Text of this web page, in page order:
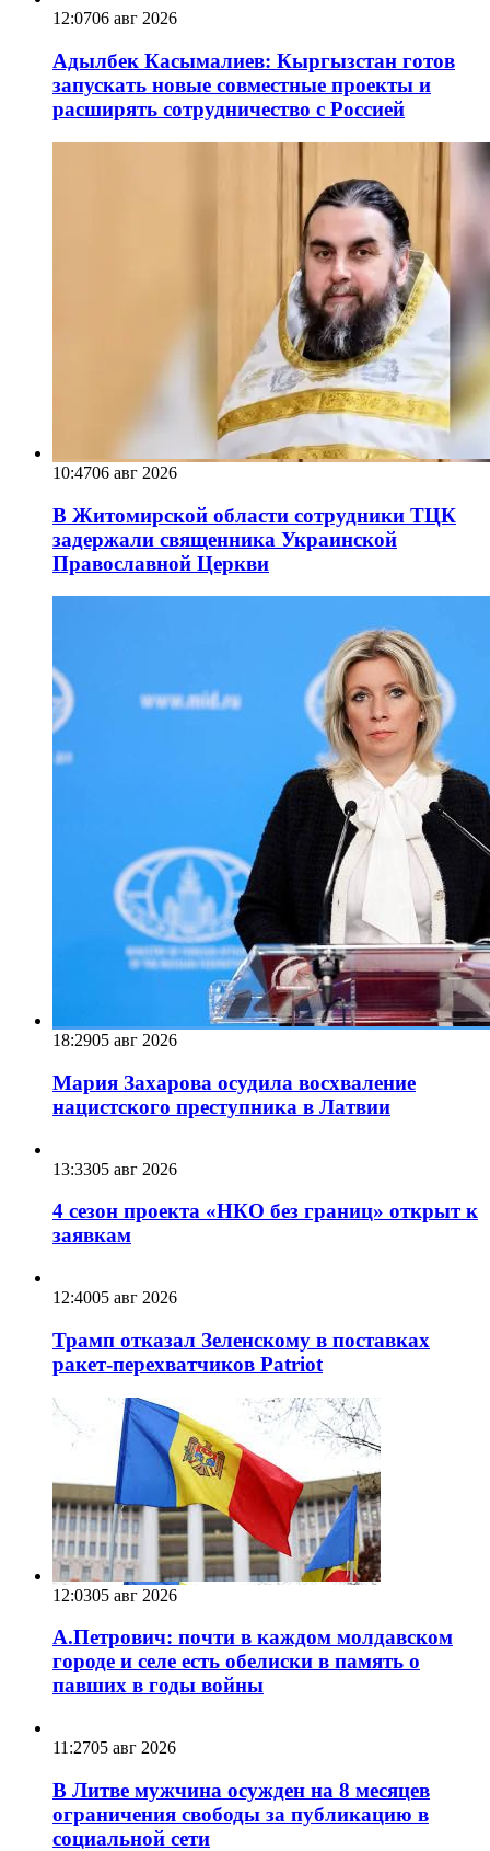
12:0706 авг 2026
Адылбек Касымалиев: Кыргызстан готов
запускать новые совместные проекты и
расширять сотрудничество с Россией
10:4706 авг 2026
В Житомирской области сотрудники ТЦК
задержали священника Украинской
Православной Церкви
18:2905 авг 2026
Мария Захарова осудила восхваление
нацистского преступника в Латвии
13:3305 авг 2026
4 сезон проекта «НКО без границ» открыт к
заявкам
12:4005 авг 2026
Трамп отказал Зеленскому в поставках
ракет-перехватчиков Patriot
12:0305 авг 2026
А.Петрович: почти в каждом молдавском
городе и селе есть обелиски в память о
павших в годы войны
11:2705 авг 2026
В Литве мужчина осужден на 8 месяцев
ограничения свободы за публикацию в
социальной сети